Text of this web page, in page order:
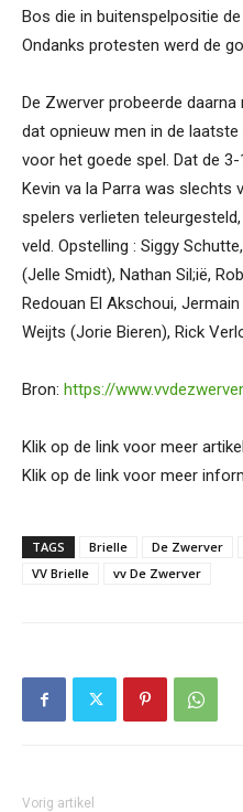
Bos die in buitenspelpositie
Ondanks protesten werd de
De Zwerver probeerde
dat opnieuw men in de
voor het goede spel. Dat de
Kevin va la Parra was slechts
spelers verlieten
veld. Opstelling : Siggy
(Jelle Smidt), Nathan Sil;ië,
Redouan El Akschoui,
Weijts (Jorie Bieren), Rick
Bron: https://
Klik op de link voor meer
Klik op de link voor meer
TAGS Brielle De Zwerver
VV Brielle
vv De Zwerver
Vorig artikel